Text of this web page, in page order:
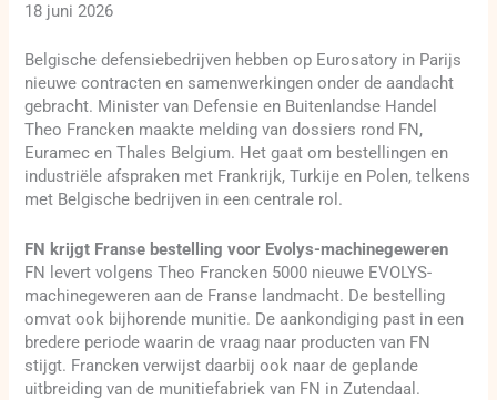
18 juni 2026
Belgische defensiebedrijven hebben op Eurosatory in Parijs
nieuwe contracten en samenwerkingen onder de aandacht
gebracht. Minister van Defensie en Buitenlandse Handel
Theo Francken maakte melding van dossiers rond FN,
Euramec en Thales Belgium. Het gaat om bestellingen en
industriële afspraken met Frankrijk, Turkije en Polen, telkens
met Belgische bedrijven in een centrale rol.
FN krijgt Franse bestelling voor Evolys-machinegeweren
FN levert volgens Theo Francken 5000 nieuwe EVOLYS-
machinegeweren aan de Franse landmacht. De bestelling
omvat ook bijhorende munitie. De aankondiging past in een
bredere periode waarin de vraag naar producten van FN
stijgt. Francken verwijst daarbij ook naar de geplande
uitbreiding van de munitiefabriek van FN in Zutendaal.